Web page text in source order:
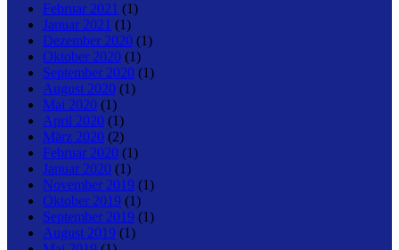
Februar 2021 (1)
Januar 2021 (1)
Dezember 2020 (1)
Oktober 2020 (1)
September 2020 (1)
August 2020 (1)
Mai 2020 (1)
April 2020 (1)
März 2020 (2)
Februar 2020 (1)
Januar 2020 (1)
November 2019 (1)
Oktober 2019 (1)
September 2019 (1)
August 2019 (1)